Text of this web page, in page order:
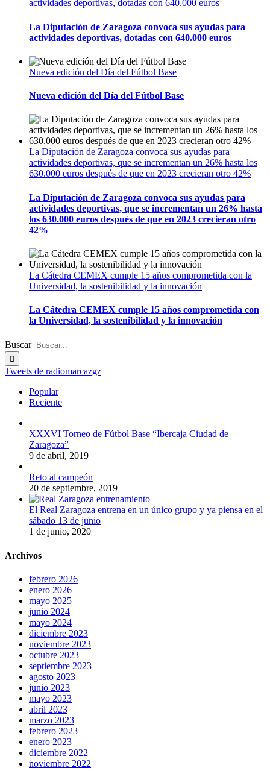
actividades deportivas, dotadas con 640.000 euros
La Diputación de Zaragoza convoca sus ayudas para
actividades deportivas, dotadas con 640.000 euros
Nueva edición del Día del Fútbol Base
Nueva edición del Día del Fútbol Base
La Diputación de Zaragoza convoca sus ayudas para
actividades deportivas, que se incrementan un 26% hasta los
630.000 euros después de que en 2023 crecieran otro 42%
La Diputación de Zaragoza convoca sus ayudas para
actividades deportivas, que se incrementan un 26% hasta
los 630.000 euros después de que en 2023 crecieran otro
42%
La Cátedra CEMEX cumple 15 años comprometida con la
Universidad, la sostenibilidad y la innovación
La Cátedra CEMEX cumple 15 años comprometida con
la Universidad, la sostenibilidad y la innovación
Buscar
Tweets de radiomarcazgz
Popular
Reciente
XXXVI Torneo de Fútbol Base “Ibercaja Ciudad de
Zaragoza”
9 de abril, 2019
Reto al campeón
20 de septiembre, 2019
El Real Zaragoza entrena en un único grupo y ya piensa en el
sábado 13 de junio
1 de junio, 2020
Archivos
febrero 2026
enero 2026
mayo 2025
junio 2024
mayo 2024
diciembre 2023
noviembre 2023
octubre 2023
septiembre 2023
agosto 2023
junio 2023
mayo 2023
abril 2023
marzo 2023
febrero 2023
enero 2023
diciembre 2022
noviembre 2022